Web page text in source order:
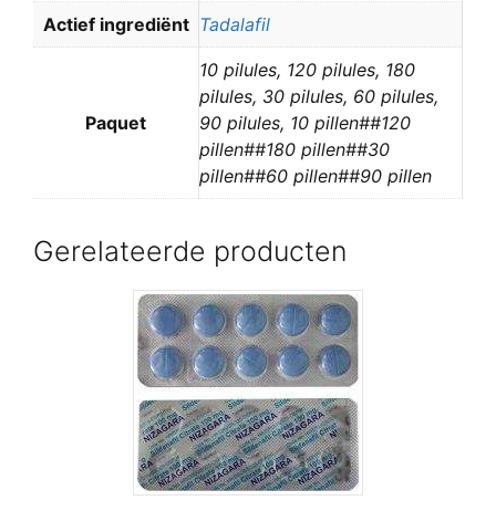
Actief ingrediënt Tadalafil
Paquet
10 pilules, 120 pilules, 180
pilules, 30 pilules, 60 pilules,
90 pilules, 10 pillen##120
pillen##180 pillen##30
pillen##60 pillen##90 pillen
Gerelateerde producten